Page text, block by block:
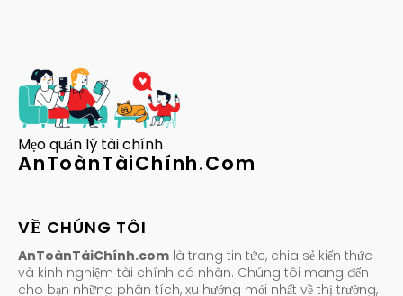
Mẹo quản lý tài chính
AnToànTàiChính.Com
VỀ CHÚNG TÔI
AnToànTàiChính.com là trang tin tức, chia sẻ kiến thức
và kinh nghiệm tài chính cá nhân. Chúng tôi mang đến
cho bạn những phân tích, xu hướng mới nhất về thị trường,